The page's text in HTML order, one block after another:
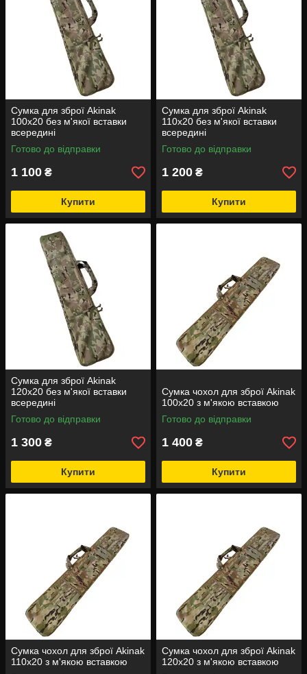
Сумка для зброї Akinak
100х20 без м'якої вставки
всередині
Готово до відправки
1 100 ₴
Купити
Сумка для зброї Akinak
110х20 без м'якої вставки
всередині
Готово до відправки
1 200 ₴
Купити
Сумка для зброї Akinak
120х20 без м'якої вставки
всередині
Готово до відправки
1 300 ₴
Купити
Сумка чохол для зброї Akinak
100х20 з м'якою вставкою
Готово до відправки
1 400 ₴
Купити
Сумка чохол для зброї Akinak
110х20 з м'якою вставкою
Сумка чохол для зброї Akinak
120х20 з м'якою вставкою